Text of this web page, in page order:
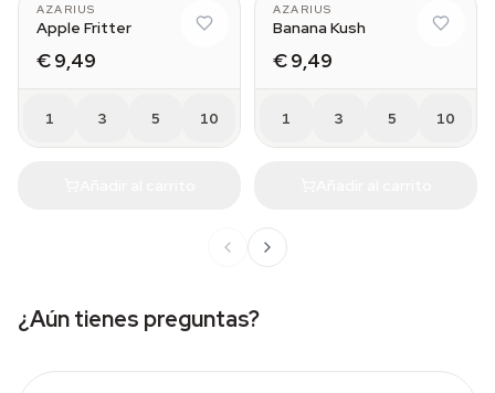
AZARIUS
Apple Fritter
€ 9,49
1 3 5 10
AZARIUS
Banana Kush
€ 9,49
1 3 5 10
¿Aún tienes preguntas?